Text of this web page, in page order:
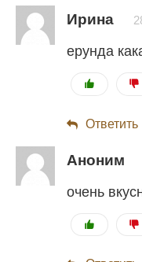
Ирина
ерунда
Ответить
Аноним
очень